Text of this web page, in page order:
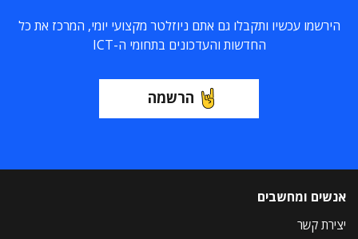
הירשמו עכשיו ותקבלו גם אתם ניוזלטר מקצועי יומי, המרכז את כל
החדשות והעדכונים בתחומי ה-ICT
הרשמה
אנשים ומחשבים
יצירת קשר